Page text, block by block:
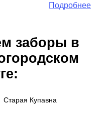
Подробнее
заборы в
Старая Купавна